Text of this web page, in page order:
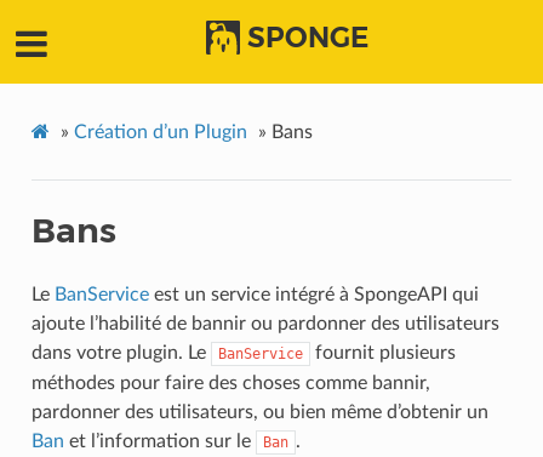
SPONGE
» Création d’un Plugin » Bans
Bans
Le BanServiceest un service intégré à SpongeAPI qui
ajoute l’habilité de bannir ou pardonner des utilisateurs
dans votre plugin. Le
BanService
fournit plusieurs
méthodes pour faire des choses comme bannir,
pardonner des utilisateurs, ou bien même d’obtenir un
Ban et l’information sur le Ban .